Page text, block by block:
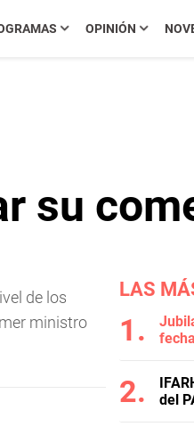
OPINIÓN
su
de los
ministro
LAS
del